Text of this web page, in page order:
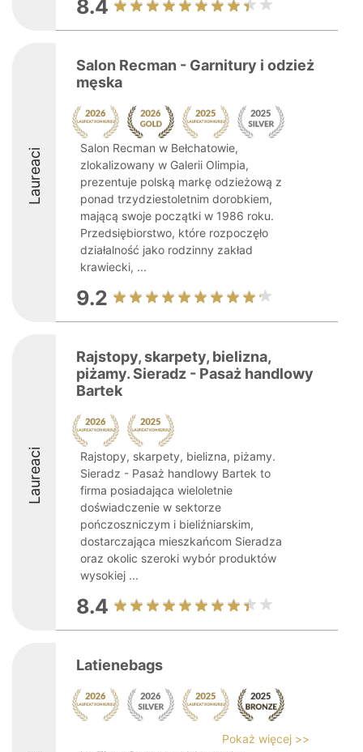
8.4
Laureaci
Salon Recman - Garnitury i odzież
męska
Salon Recman w Bełchatowie,
zlokalizowany w Galerii Olimpia,
prezentuje polską markę odzieżową z
ponad trzydziestoletnim dorobkiem,
mającą swoje początki w 1986 roku.
Przedsiębiorstwo, które rozpoczęło
działalność jako rodzinny zakład
krawiecki, ...
9.2
Laureaci
Rajstopy, skarpety, bielizna,
piżamy. Sieradz - Pasaż handlowy
Bartek
Rajstopy, skarpety, bielizna, piżamy.
Sieradz - Pasaż handlowy Bartek to
firma posiadająca wieloletnie
doświadczenie w sektorze
pończoszniczym i bieliźniarskim,
dostarczająca mieszkańcom Sieradza
oraz okolic szeroki wybór produktów
wysokiej ...
8.4
Latienebags
Pokaż więcej >>